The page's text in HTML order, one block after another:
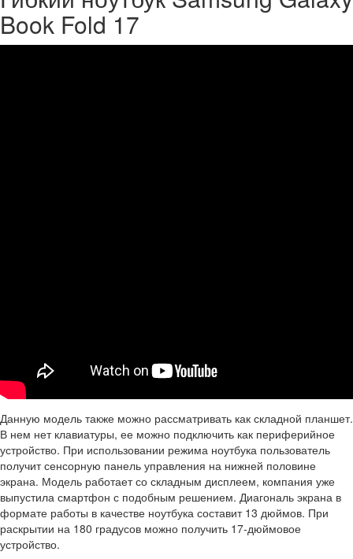
Book Fold 17
Данную модель также можно рассматривать как складной планшет.
В нем нет клавиатуры, ее можно подключить как периферийное
устройство. При использовании режима ноутбука пользователь
получит сенсорную панель управления на нижней половине
экрана. Модель работает со складным дисплеем, компания уже
выпустила смартфон с подобным решением. Диагональ экрана в
формате работы в качестве ноутбука составит 13 дюймов. При
раскрытии на 180 градусов можно получить 17-дюймовое
устройство.